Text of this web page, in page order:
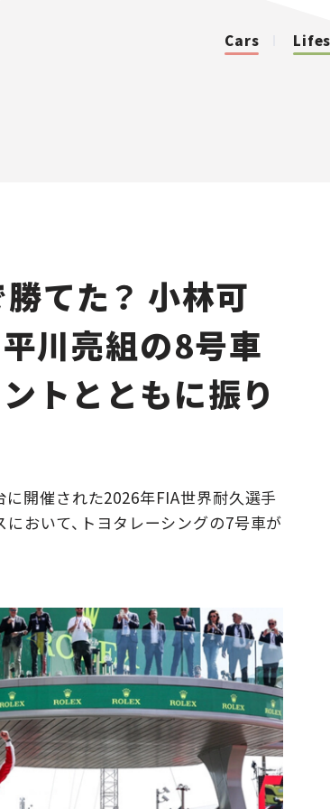
Cars
てた？ 小林可
川亮組の8号車
トとともに振り
開催された2026年FIA世界耐久選手
において、トヨタレーシングの7号車が
Traffic
Special
Series